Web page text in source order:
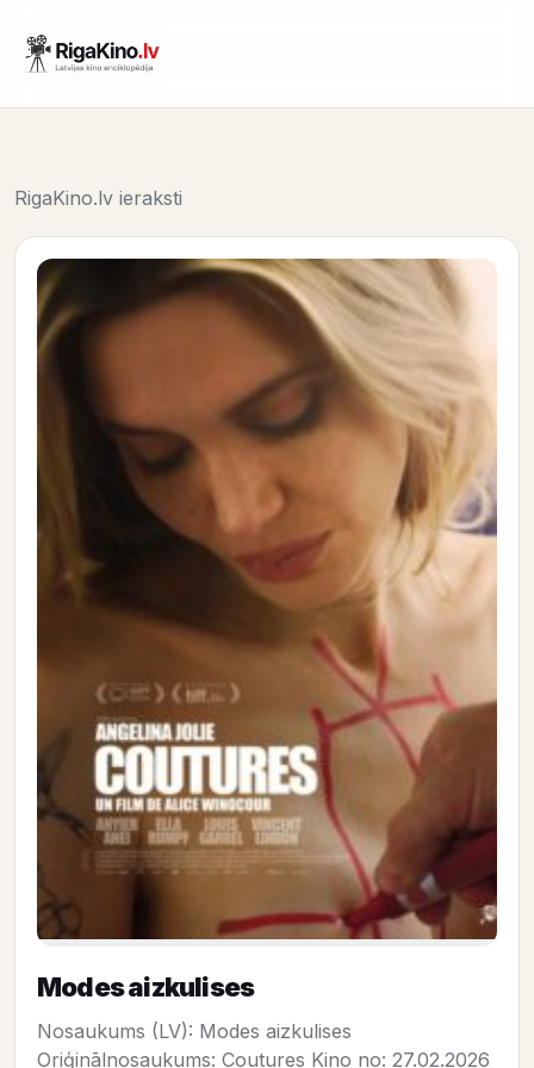
RigaKino.lv ieraksti
Modes aizkulises
Nosaukums (LV): Modes aizkulises
Oriģinālnosaukums: Coutures Kino no: 27.02.2026